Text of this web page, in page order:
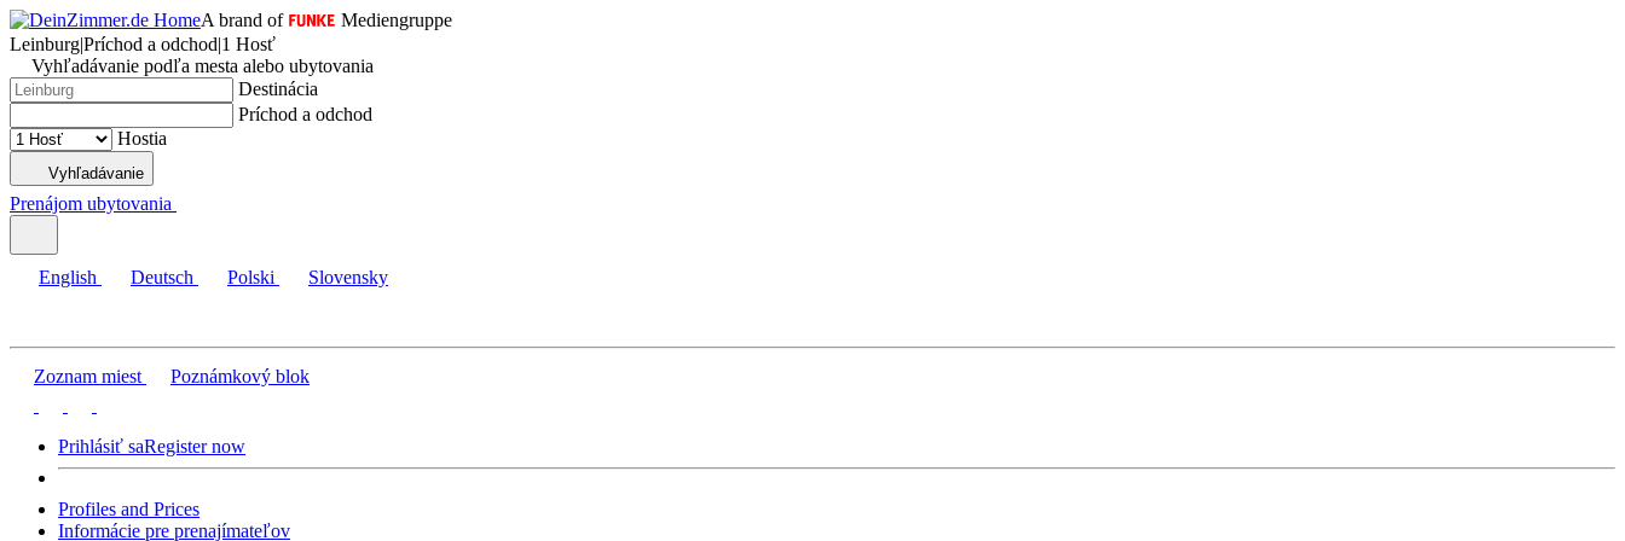
A brand of
Mediengruppe
Leinburg|Príchod a odchod|1 Hosť
Vyhľadávanie podľa mesta alebo ubytovania
Destinácia
Príchod a odchod
Hostia
Vyhľadávanie
Prenájom ubytovania
English Deutsch Polski Slovensky
Zoznam miest Poznámkový blok
Prihlásiť saRegister now
Profiles and Prices
Informácie pre prenajímateľov